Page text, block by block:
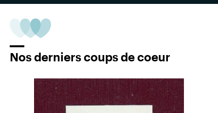
Nos derniers coups de coeur